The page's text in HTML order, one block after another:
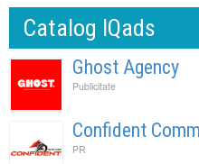
Catalog IQads
Ghost Agency
Publicitate
Confident
PR